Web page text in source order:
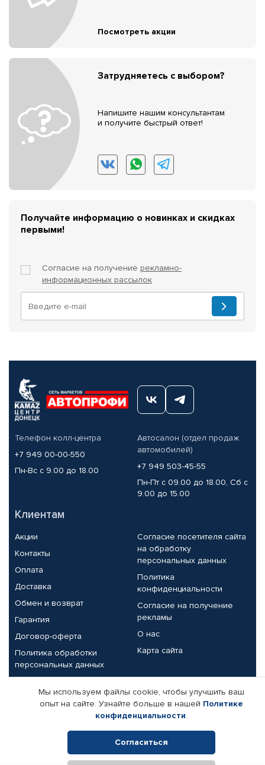
Посмотреть акции
Затрудняетесь с выбором?
Напишите нашим консультантам
и получите быстрый ответ!
Получайте информацию о новинках и скидках
первыми!
Согласие на получение рекламно-
информационных рассылок
Телефон колл-центра
+7 949 00-00-550
Пн-Вс с 9.00 до 18.00
Автосалон (отдел продаж
автомобилей)
+7 949 503-45-55
Пн-Пт с 09.00 до 18.00, Сб с
9.00 до 15.00
Клиентам
Акции
Контакты
Оплата
Доставка
Обмен и возврат
Гарантия
Договор-оферта
Политика обработки
персональных данных
Согласие посетителя сайта
на обработку
персональных данных
Политика
конфиденциальности
Согласие на получение
рекламы
О нас
Карта сайта
Партнерам
Корпоративным клиентам
Поставщикам
Реквизиты компании
Мы используем файлы cookie, чтобы улучшить ваш
опыт на сайте. Узнайте больше в нашей Политике
конфиденциальности.
Согласиться